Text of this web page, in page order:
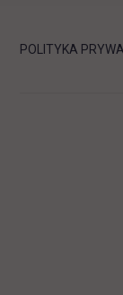
POLITYKA